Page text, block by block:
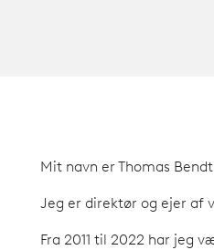
Mit navn er Thomas
Jeg er direktør og ejer af
Fra 2011 til 2022 har jeg